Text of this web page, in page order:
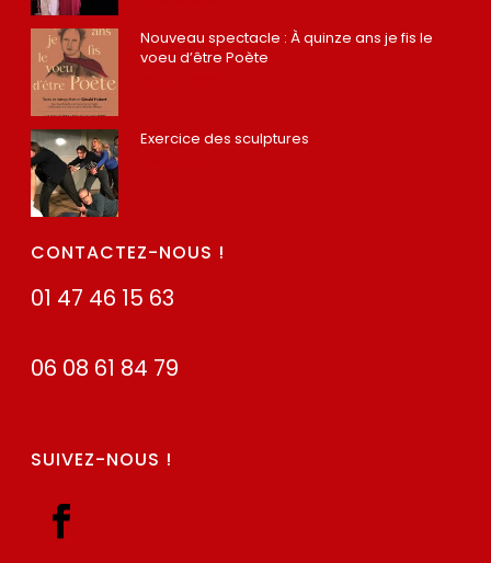
Nouveau spectacle : À quinze ans je fis le
voeu d’être Poète
Exercice des sculptures
CONTACTEZ-NOUS !
01 47 46 15 63
06 08 61 84 79
SUIVEZ-NOUS !